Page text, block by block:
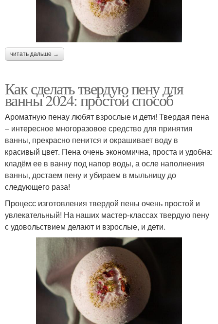
читать дальше →
Как сделать твердую пену для
ванны 2024: простой способ
Ароматную пенау любят взрослые и дети! Твердая пена
– интересное многоразовое средство для принятия
ванны, прекрасно пенится и окрашивает воду в
красивый цвет. Пена очень экономична, проста и удобна:
кладём ее в ванну под напор воды, а осле наполнения
ванны, достаем пену и убираем в мыльницу до
следующего раза!
Процесс изготовления твердой пены очень простой и
увлекательный! На наших мастер-классах твердую пену
с удовольствием делают и взрослые, и дети.